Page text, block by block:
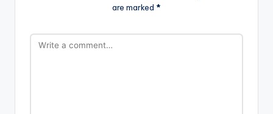
are marked *